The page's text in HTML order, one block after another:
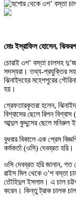
মোঃ ইস্রাফিল হোসেন,
চোরাই ৩শ’ বস্তা চালসহ
সদস্যরা। তথ্য-প্রযুক্তির
ঝিনাইদহের মহেশপুরের
হয়।
গ্রেফতারকৃতরা হলেন,
বিশ্বাসের ছেলে রিপন
আব্দুল কুদ্দুসের ছেলে মনিরুল
বুধবার বিকালে এক প্রেস
কর্মকর্তা (ওসি) দেবব্রত হরি।
ওসি দেবব্রত হরি জানান, গত
রাইস মিল থেকে ৩’শ বস্তা
তৌহিদুল ইসলাম। এ চাল
করেন। কিন্তু ট্রাক চালক চাল